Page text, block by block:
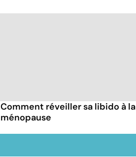
Comment réveiller sa libido à la
ménopause